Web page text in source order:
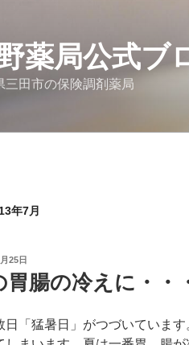
薬局公式ブ
三田市の保険調剤薬局
年7月
25日
胃腸の冷えに・・
日「猛暑日」がつづいていま